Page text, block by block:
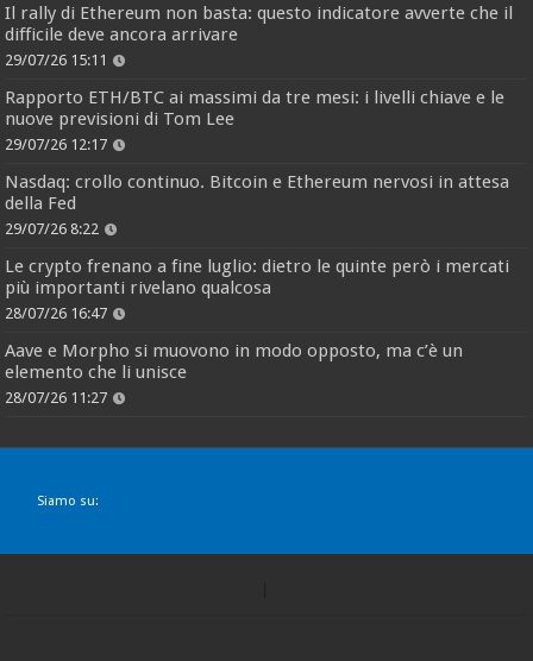
Il rally di Ethereum non basta: questo indicatore avverte che il
difficile deve ancora arrivare
29/07/26 15:11
Rapporto ETH/BTC ai massimi da tre mesi: i livelli chiave e le
nuove previsioni di Tom Lee
29/07/26 12:17
Nasdaq: crollo continuo. Bitcoin e Ethereum nervosi in attesa
della Fed
29/07/26 8:22
Le crypto frenano a fine luglio: dietro le quinte però i mercati
più importanti rivelano qualcosa
28/07/26 16:47
Aave e Morpho si muovono in modo opposto, ma c’è un
elemento che li unisce
28/07/26 11:27
Siamo su: